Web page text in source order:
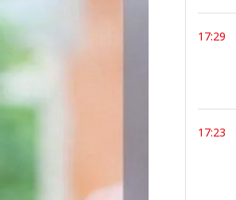
17:29
17:23